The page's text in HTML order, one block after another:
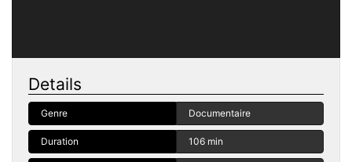
Details
Genre Documentaire
Duration 106 min